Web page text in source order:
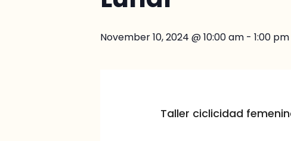
November 10, 2024 @ 10:00 am - 1:00 pm
Taller ciclicidad